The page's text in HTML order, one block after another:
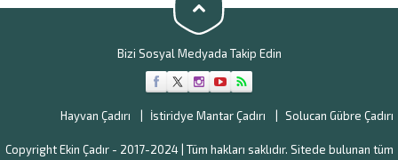
yapılardır....
Bizi Sosyal Medyada Takip Edin
Hayvan Çadırı İstiridye Mantar Çadırı Solucan Gübre Çadırı
Copyright Ekin Çadır - 2017-2024 | Tüm hakları saklıdır. Sitede bulunan tüm
Müşteri Temsilcisi